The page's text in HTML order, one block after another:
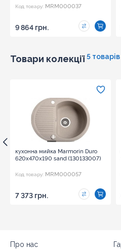
Код товару: MRM000037
9 864 грн.
Товари колекції 5 товарів
кухонна мийка Marmorin Duro
620х470х190 sand (130133007)
Код товару: MRM000057
7 373 грн.
Про нас